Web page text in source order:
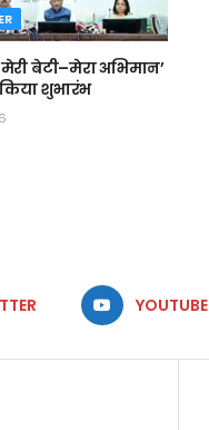
बेटी–मेरा अभिमान’
शुभारंभ
YOUTUBE